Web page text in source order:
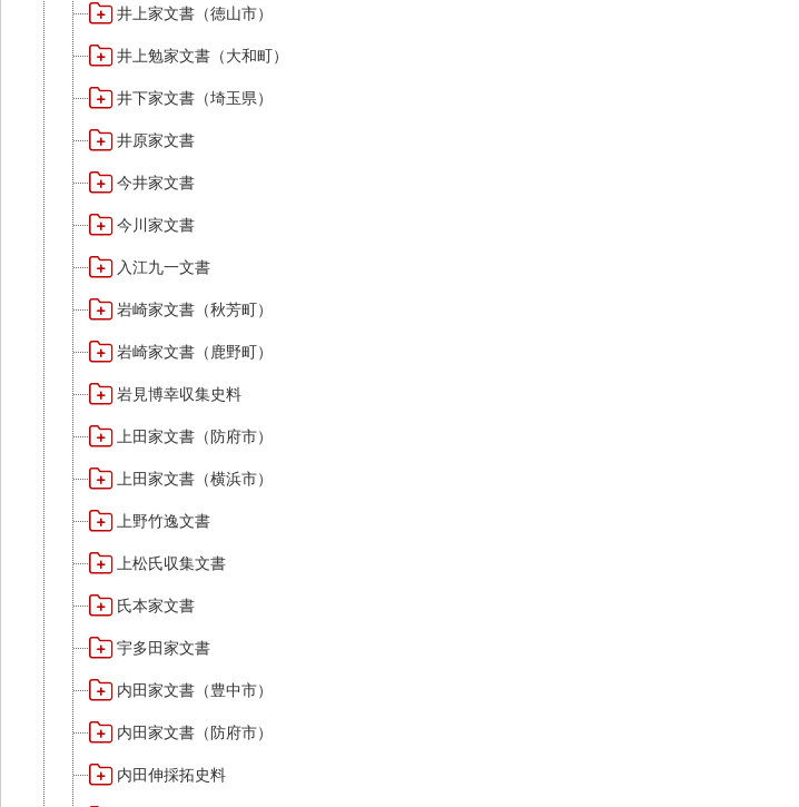
井上家文書（徳山市）
井上勉家文書（大和町）
井下家文書（埼玉県）
井原家文書
今井家文書
今川家文書
入江九一文書
岩崎家文書（秋芳町）
岩崎家文書（鹿野町）
岩見博幸収集史料
上田家文書（防府市）
上田家文書（横浜市）
上野竹逸文書
上松氏収集文書
氏本家文書
宇多田家文書
内田家文書（豊中市）
内田家文書（防府市）
内田伸採拓史料